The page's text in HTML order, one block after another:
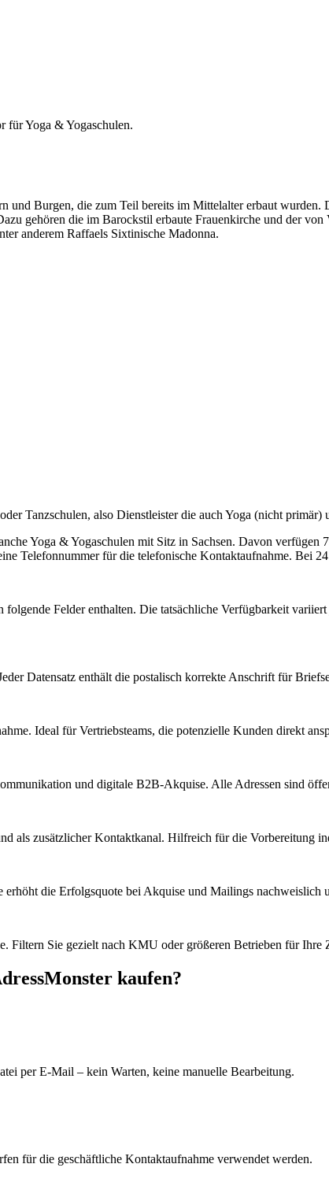
fürYoga & Yogaschulen.
und Burgen, die zum Teil bereits im Mittelalter erbaut
gehören die im Barockstil erbaute Frauenkirche und der
anderem Raffaels Sixtinische Madonna.
Tanzschulen, also Dienstleister die auch Yoga (nicht primär)
Yoga & Yogaschulen mit Sitz in Sachsen. Davon verfügen
Telefonnummer für die telefonische Kontaktaufnahme. Bei
folgende Felder enthalten. Die tatsächliche Verfügbarkeit
Datensatz enthält die postalisch korrekte Anschrift für
Ideal für Vertriebsteams, die potenzielle Kunden direkt
und digitale B2B-Akquise. Alle Adressen sind
als zusätzlicher Kontaktkanal. Hilfreich für die Vorbereitung
erhöht die Erfolgsquote bei Akquise und Mailings nachweislich
Filtern Sie gezielt nach KMU oder größeren Betrieben für Ihre
kaufen?
per E-Mail – kein Warten, keine manuelle Bearbeitung.
für die geschäftliche Kontaktaufnahme verwendet werden.